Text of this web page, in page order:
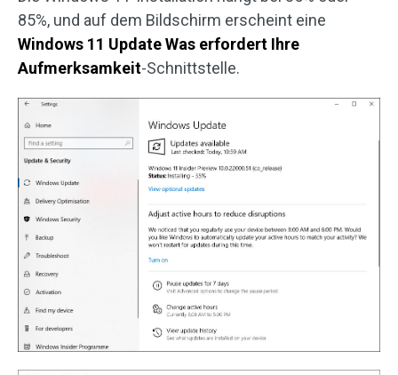
85%, und auf dem Bildschirm erscheint eine
Windows 11 Update Was erfordert Ihre
Aufmerksamkeit-Schnittstelle.